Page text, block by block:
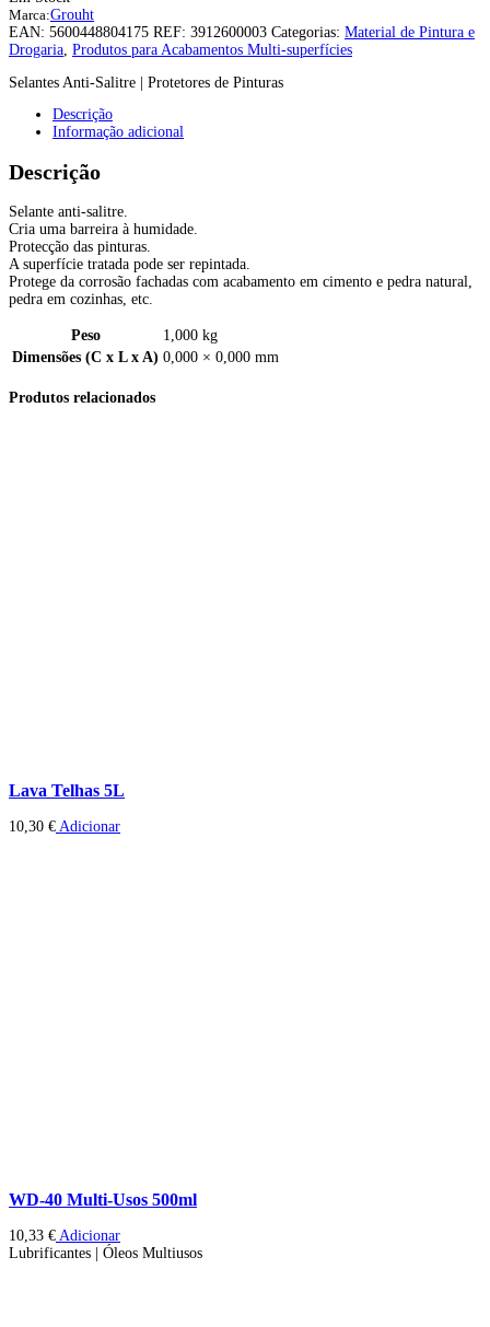
Marca:Grouht
EAN: 5600448804175 REF: 3912600003 Categorias: Material de Pintura e
Drogaria, Produtos para Acabamentos Multi-superfícies
Selantes Anti-Salitre | Protetores de Pinturas
Descrição
Informação adicional
Descrição
Selante anti-salitre.
Cria uma barreira à humidade.
Protecção das pinturas.
A superfície tratada pode ser repintada.
Protege da corrosão fachadas com acabamento em cimento e pedra natural,
pedra em cozinhas, etc.
Peso
1,000 kg
Dimensões (C x L x A) 0,000 × 0,000 mm
Produtos relacionados
Lava Telhas 5L
10,30 € Adicionar
WD-40 Multi-Usos 500ml
10,33 € Adicionar
Lubrificantes | Óleos Multiusos